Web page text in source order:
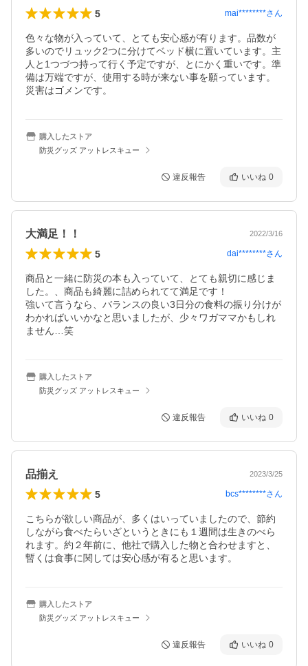
5 mai********さん
色々な物が入っていて、とても安心感が有ります。品数が
多いのでリュック2つに分けてベッド横に置いています。主
人と1つづつ持って行く予定ですが、とにかく重いです。準
備は万端ですが、使用する時が来ない事を願っています。
災害はゴメンです。
購入したストア
防災グッズ アットレスキュー
違反報告 いいね 0
大満足！！ 2022/3/16
5 dai********さん
商品と一緒に防災の本も入っていて、とても親切に感じま
した。、商品も綺麗に詰められてて満足です！
強いて言うなら、バランスの良い3日分の食料の振り分けが
わかればいいかなと思いましたが、少々ワガママかもしれ
ません…笑
購入したストア
防災グッズ アットレスキュー
違反報告 いいね 0
品揃え 2023/3/25
5 bcs********さん
こちらが欲しい商品が、多くはいっていましたので、節約
しながら食べたらいざというときにも１週間は生きのべら
れます。約２年前に、他社で購入した物と合わせますと、
購入したストア
防災グッズ アットレスキュー
違反報告 いいね 0